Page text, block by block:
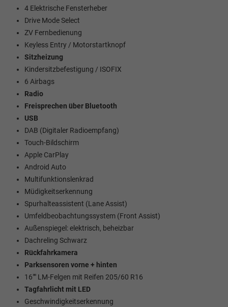
4 Elektrische Fensterheber
Drive Mode Select
ZV Fernbedienung
Keyless Entry / Motorstartknopf
Sitzheizung
Kindersitzbefestigung / ISOFIX
6 Airbags
Radio
Freisprechen über Bluetooth
USB
DAB (Digitaler Radioempfang)
Touch-Bildschirm
Apple CarPlay
Android Auto
Multifunktionslenkrad
Müdigkeitserkennung
Spurhalteassistent (Lane Assist)
Umfeldbeobachtungssystem (Front Assist)
Außenspiegel: elektrisch, beheizbar
Dachreling Schwarz
Rückfahrkamera
Parksensoren vorne + hinten
16"" LM-Felgen mit Reifen 205/60 R16
Tagfahrlicht mit LED
Geschwindigkeitserkennung